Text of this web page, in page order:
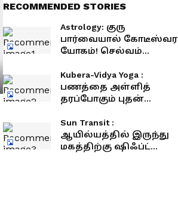
RECOMMENDED STORIES
Astrology: குரு
பார்வையால் கோடீஸ்வர
யோகம்! செல்வம்
அதிர்ஷ்ட நட்சத்திரங்கள்!
Kubera-Vidya Yoga :
பணத்தை அள்ளித்
தரப்போகும் புதன்
பிறந்தவர்களுக்கு ராஜ
வாழ்க்கை!
Sun Transit :
ஆயில்யத்தில் இருந்து
மகத்திற்கு ஷிஃப்ட்